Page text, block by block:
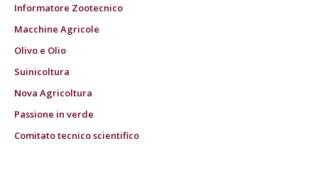
Informatore Zootecnico
Macchine Agricole
Olivo e Olio
Suinicoltura
Nova Agricoltura
Passione in verde
Comitato tecnico scientifico